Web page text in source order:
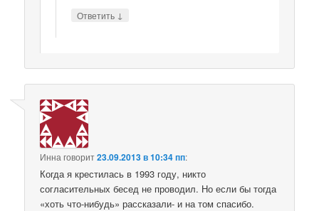
Ответить ↓
Инна говорит23.09.2013 в 10:34 пп:
Когда я крестилась в 1993 году, никто
согласительных бесед не проводил. Но если бы тогда
«хоть что-нибудь» рассказали- и на том спасибо.